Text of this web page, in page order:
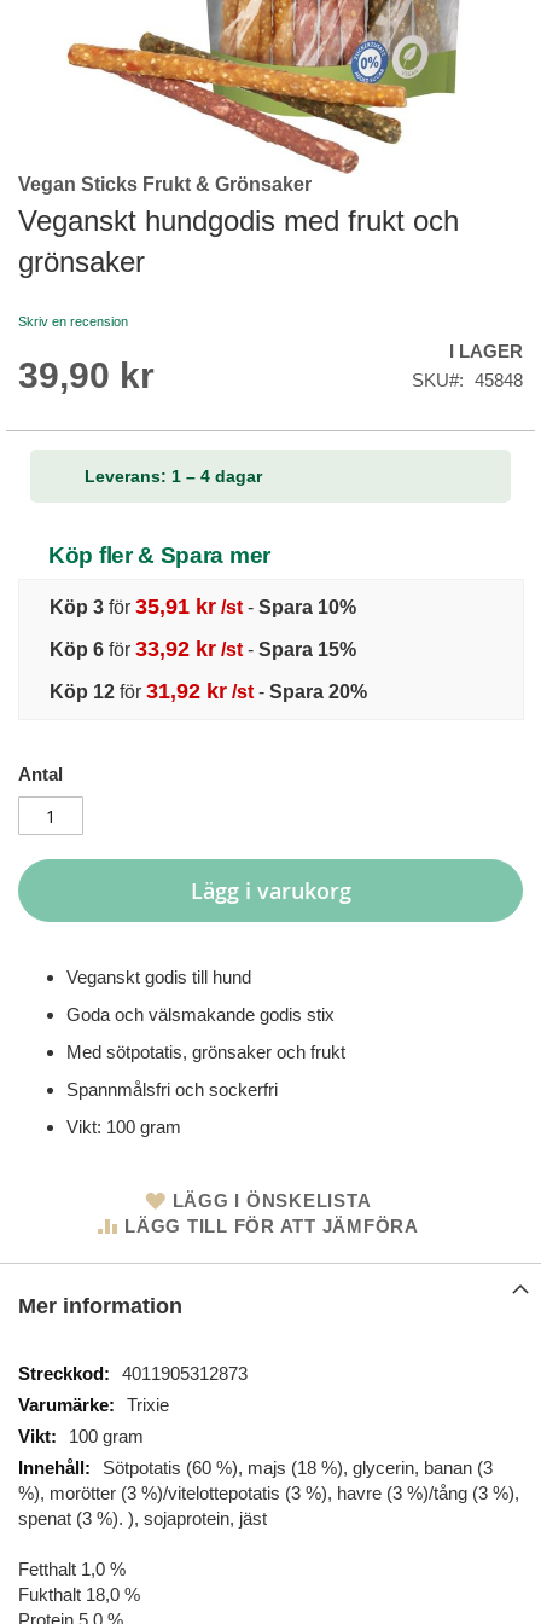
Skip
to
the
beginning
the
gallery
Vegan Sticks Frukt & Grönsaker
Veganskt hundgodis med frukt och
grönsaker
Skriv en recension
39,90 kr
I LAGER
SKU
45848
Leverans: 1 – 4 dagar
Köp fler & Spara mer
Köp 3 för 35,91 kr /st - Spara 10%
Köp 6 för 33,92 kr /st - Spara 15%
Köp 12 för 31,92 kr /st - Spara 20%
Antal
Lägg i varukorg
Veganskt godis till hund
Goda och välsmakande godis stix
Med sötpotatis, grönsaker och frukt
Spannmålsfri och sockerfri
Vikt: 100 gram
LÄGG I ÖNSKELISTA
LÄGG TILL FÖR ATT JÄMFÖRA
Mer information
Mer
information
4011905312873
Trixie
100 gram
Sötpotatis (60 %), majs (18 %), glycerin, banan (3
%), morötter (3 %)/vitelottepotatis (3 %), havre (3 %)/tång (3 %),
spenat (3 %). ), sojaprotein, jäst
Fetthalt 1,0 %
Fukthalt 18,0 %